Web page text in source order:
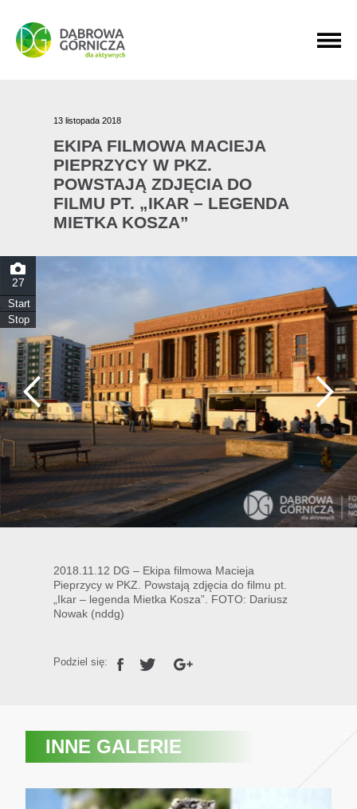
PRZEJDŹ DO MENU GŁÓWNEGO
PRZEJDŹ DO WYSZUKIWARKI
PRZEJDŹ DO TREŚCI
13 listopada 2018
EKIPA FILMOWA MACIEJA
PIEPRZYCY W PKZ.
POWSTAJĄ ZDJĘCIA DO
FILMU PT. „IKAR – LEGENDA
MIETKA KOSZA”
27
Start
Stop
2018.11.12 DG – Ekipa filmowa Macieja
Pieprzycy w PKZ. Powstają zdjęcia do filmu pt.
„Ikar – legenda Mietka Kosza”. FOTO: Dariusz
Nowak (nddg)
Podziel się:
INNE GALERIE